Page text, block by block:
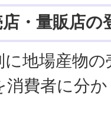
・量販店の
地場産物
消費者に分